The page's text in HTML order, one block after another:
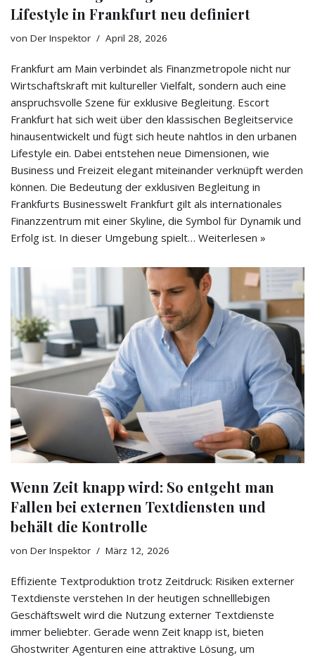
Lifestyle in Frankfurt neu definiert
von Der Inspektor April 28, 2026
Frankfurt am Main verbindet als Finanzmetropole nicht nur
Wirtschaftskraft mit kultureller Vielfalt, sondern auch eine
anspruchsvolle Szene für exklusive Begleitung. Escort
Frankfurt hat sich weit über den klassischen Begleitservice
hinausentwickelt und fügt sich heute nahtlos in den urbanen
Lifestyle ein. Dabei entstehen neue Dimensionen, wie
Business und Freizeit elegant miteinander verknüpft werden
können. Die Bedeutung der exklusiven Begleitung in
Frankfurts Businesswelt Frankfurt gilt als internationales
Finanzzentrum mit einer Skyline, die Symbol für Dynamik und
Erfolg ist. In dieser Umgebung spielt… Weiterlesen »
Wenn Zeit knapp wird: So entgeht man
Fallen bei externen Textdiensten und
behält die Kontrolle
von Der Inspektor März 12, 2026
Effiziente Textproduktion trotz Zeitdruck: Risiken externer
Textdienste verstehen In der heutigen schnelllebigen
Geschäftswelt wird die Nutzung externer Textdienste
immer beliebter. Gerade wenn Zeit knapp ist, bieten
Ghostwriter Agenturen eine attraktive Lösung, um